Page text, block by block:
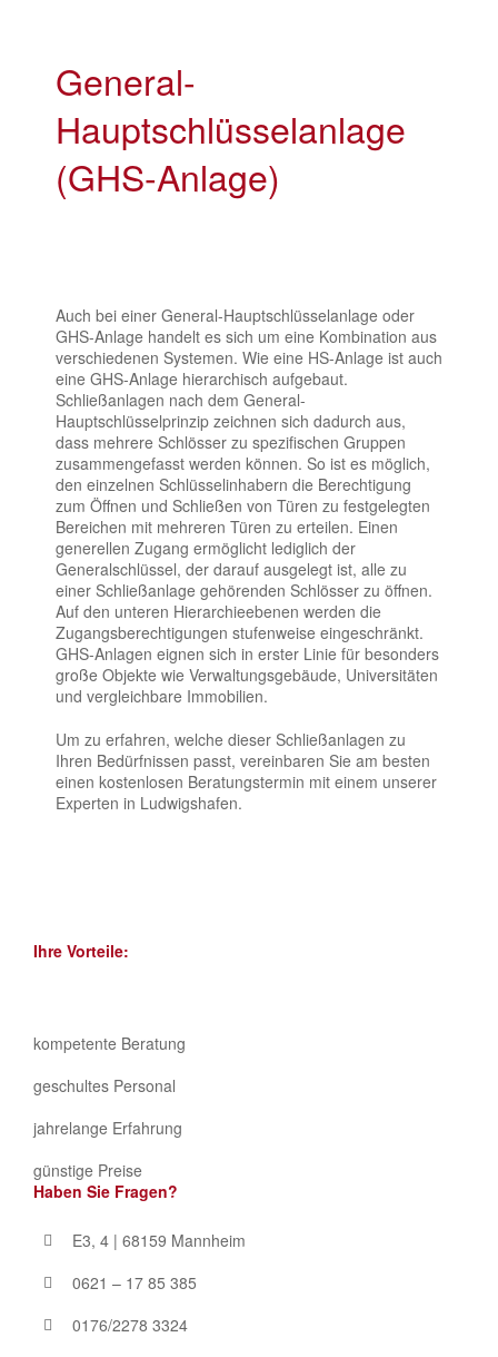
General-
Hauptschlüsselanlage
(GHS-Anlage)
Auch bei einer General-Hauptschlüsselanlage oder
GHS-Anlage handelt es sich um eine Kombination aus
verschiedenen Systemen. Wie eine HS-Anlage ist auch
eine GHS-Anlage hierarchisch aufgebaut.
Schließanlagen nach dem General-
Hauptschlüsselprinzip zeichnen sich dadurch aus,
dass mehrere Schlösser zu spezifischen Gruppen
zusammengefasst werden können. So ist es möglich,
den einzelnen Schlüsselinhabern die Berechtigung
zum Öffnen und Schließen von Türen zu festgelegten
Bereichen mit mehreren Türen zu erteilen. Einen
generellen Zugang ermöglicht lediglich der
Generalschlüssel, der darauf ausgelegt ist, alle zu
einer Schließanlage gehörenden Schlösser zu öffnen.
Auf den unteren Hierarchieebenen werden die
Zugangsberechtigungen stufenweise eingeschränkt.
GHS-Anlagen eignen sich in erster Linie für besonders
große Objekte wie Verwaltungsgebäude, Universitäten
und vergleichbare Immobilien.
Um zu erfahren, welche dieser Schließanlagen zu
Ihren Bedürfnissen passt, vereinbaren Sie am besten
einen kostenlosen Beratungstermin mit einem unserer
Experten in Ludwigshafen.
Ihre Vorteile:
kompetente Beratung
geschultes Personal
jahrelange Erfahrung
günstige Preise
Haben Sie Fragen?
E3, 4 | 68159 Mannheim
0621 – 17 85 385
0176/2278 3324